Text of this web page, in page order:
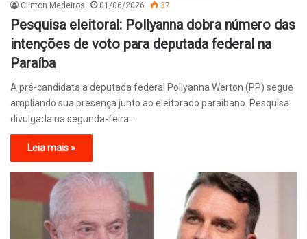
Clinton Medeiros 01/06/2026 37
Pesquisa eleitoral: Pollyanna dobra número das
intenções de voto para deputada federal na
Paraíba
A pré-candidata a deputada federal Pollyanna Werton (PP) segue
ampliando sua presença junto ao eleitorado paraibano. Pesquisa
divulgada na segunda-feira…
Leia mais »